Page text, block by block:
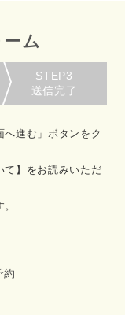
ム
STEP3
送信完了
進む」ボタンをク
て】をお読みいただ
約